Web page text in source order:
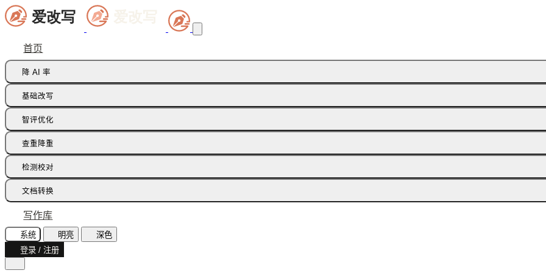
首页
降 AI 率
痕迹橡皮擦
多语种降痕
基础改写
同义词替换
智评优化
批注智改
查重降重
论文降重
检测校对
AI 文本检测(中文)
AI 文本检测(英文)
AI 图片检测
AI味诊断
文本纠错
文档转换
飞书文档
智能读文
文档识别
写作库
系统 明亮
深色
登录 / 注册